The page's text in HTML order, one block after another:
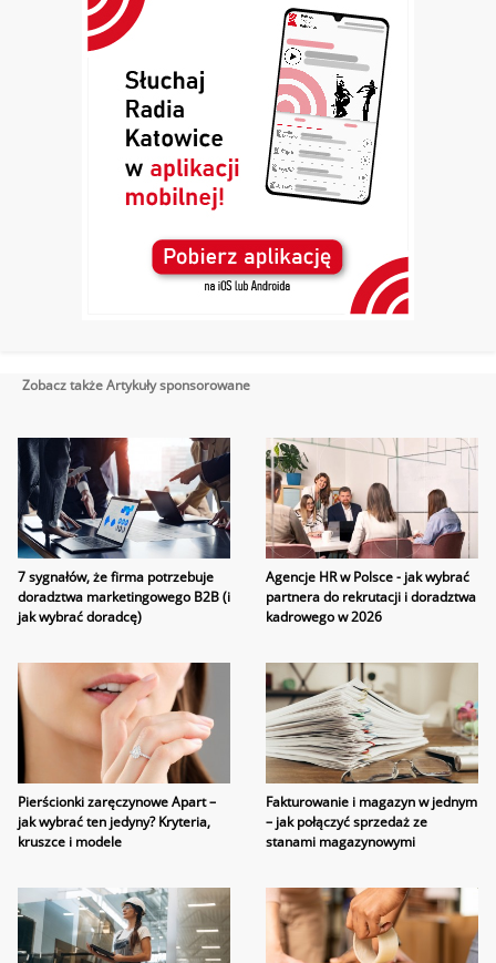
Zobacz także Artykuły sponsorowane
7 sygnałów, że firma potrzebuje
doradztwa marketingowego B2B (i
jak wybrać doradcę)
Agencje HR w Polsce - jak wybrać
partnera do rekrutacji i doradztwa
kadrowego w 2026
Pierścionki zaręczynowe Apart –
jak wybrać ten jedyny? Kryteria,
kruszce i modele
Fakturowanie i magazyn w jednym
– jak połączyć sprzedaż ze
stanami magazynowymi